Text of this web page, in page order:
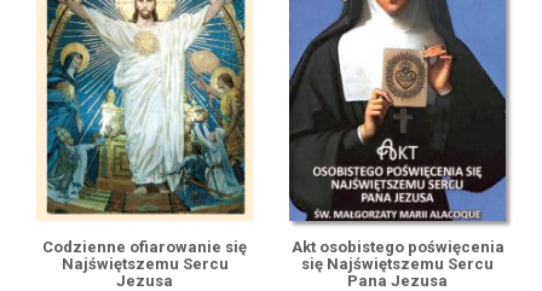
Codzienne ofiarowanie się
Najświętszemu Sercu
Jezusa
Akt osobistego poświęcenia
się Najświętszemu Sercu
Pana Jezusa